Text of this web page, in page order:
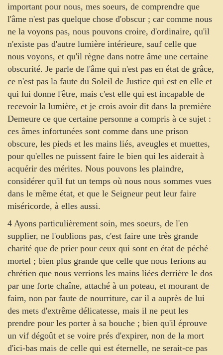
important pour nous, mes soeurs, de comprendre que
l'âme n'est pas quelque chose d'obscur ; car comme nous
ne la voyons pas, nous pouvons croire, d'ordinaire, qu'il
n'existe pas d'autre lumière intérieure, sauf celle que
nous voyons, et qu'il règne dans notre âme une certaine
obscurité. Je parle de l'âme qui n'est pas en état de grâce,
ce n'est pas la faute du Soleil de Justice qui est en elle et
qui lui donne l'être, mais c'est elle qui est incapable de
recevoir la lumière, et je crois avoir dit dans la première
Demeure ce que certaine personne a compris à ce sujet :
ces âmes infortunées sont comme dans une prison
obscure, les pieds et les mains liés, aveugles et muettes,
pour qu'elles ne puissent faire le bien qui les aiderait à
acquérir des mérites. Nous pouvons les plaindre,
considérer qu'il fut un temps où nous nous sommes vues
dans le même état, et que le Seigneur peut leur faire
miséricorde, à elles aussi.
4 Ayons particulièrement soin, mes soeurs, de l'en
supplier, ne l'oublions pas, c'est faire une très grande
charité que de prier pour ceux qui sont en état de péché
mortel ; bien plus grande que celle que nous ferions au
chrétien que nous verrions les mains liées derrière le dos
par une forte chaîne, attaché à un poteau, et mourant de
faim, non par faute de nourriture, car il a auprès de lui
des mets d'extrême délicatesse, mais il ne peut les
prendre pour les porter à sa bouche ; bien qu'il éprouve
un vif dégoût et se voire prés d'expirer, non de la mort
d'ici-bas mais de celle qui est éternelle, ne serait-ce pas